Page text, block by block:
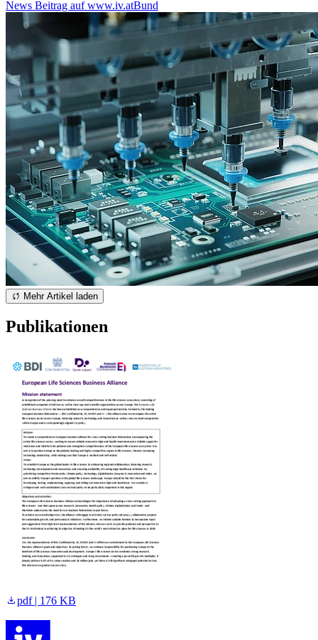
News Beitrag auf www.iv.atBund
Mehr Artikel laden
Publikationen
pdf | 176 KB